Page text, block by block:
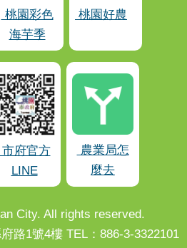
桃園彩色
海芋季
桃園好農
市府官方
LINE
農業局怎
麼去
City. All rights reserved.
路1號4樓 TEL：886-3-3322101